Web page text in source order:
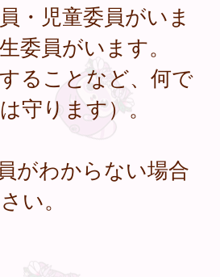
・児童委員がいま
委員がいます。
ることなど、何で
守ります）。
がわからない場合
い。